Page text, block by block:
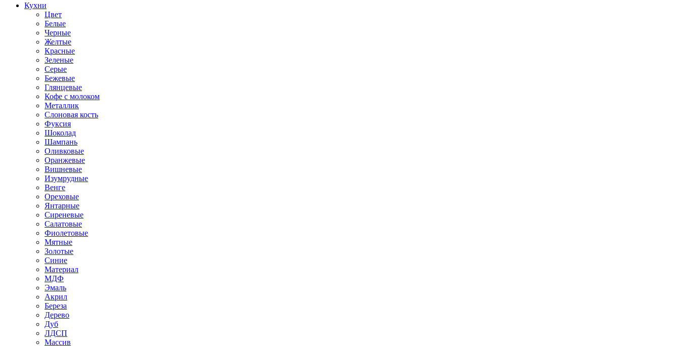
Кухни
Цвет
Белые
Черные
Желтые
Красные
Зеленые
Серые
Бежевые
Глянцевые
Кофе с молоком
Металлик
Слоновая кость
Фуксия
Шоколад
Шампань
Оливковые
Оранжевые
Вишневые
Изумрудные
Венге
Ореховые
Янтарные
Сиреневые
Салатовые
Фиолетовые
Мятные
Золотые
Синие
Материал
МДФ
Эмаль
Акрил
Береза
Дерево
Дуб
ЛДСП
Массив